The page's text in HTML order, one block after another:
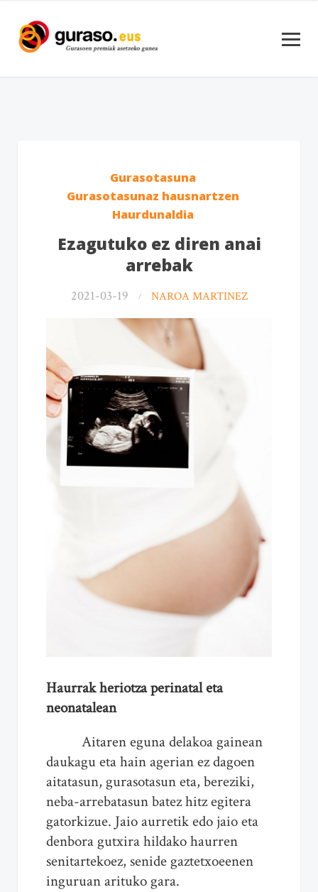
Gurasotasuna
Gurasotasunaz hausnartzen
Haurdunaldia
Ezagutuko ez diren anai
arrebak
2021-03-19 NAROA MARTINEZ
Haurrak heriotza perinatal eta
neonatalean
Aitaren eguna delakoa gainean
daukagu eta hain agerian ez dagoen
aitatasun, gurasotasun eta, bereziki,
neba-arrebatasun batez hitz egitera
gatorkizue. Jaio aurretik edo jaio eta
denbora gutxira hildako haurren
senitartekoez, senide gaztetxoeenen
inguruan arituko gara.